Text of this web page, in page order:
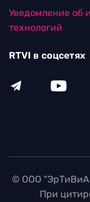
Уведомление об
технологий
RTVI в соцсетях
© ООО
При